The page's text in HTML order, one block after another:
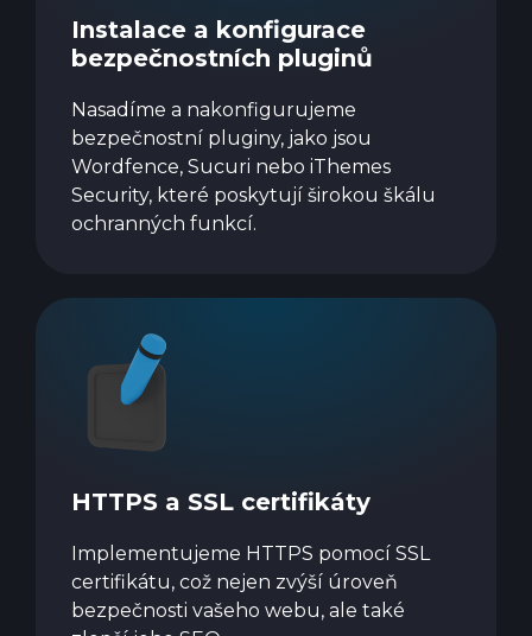
Instalace a konfigurace
bezpečnostních pluginů
Nasadíme a nakonfigurujeme
bezpečnostní pluginy, jako jsou
Wordfence, Sucuri nebo iThemes
Security, které poskytují širokou škálu
ochranných funkcí.
HTTPS a SSL certifikáty
Implementujeme HTTPS pomocí SSL
certifikátu, což nejen zvýší úroveň
bezpečnosti vašeho webu, ale také